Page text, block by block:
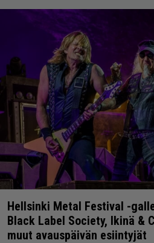
Hellsinki Metal Festival -
Black Label Society, Ikinä &
muut avauspäivän esiintyjät